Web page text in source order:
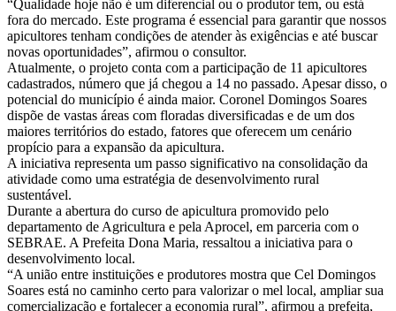
“Qualidade hoje não é um diferencial ou o produtor tem, ou está
fora do mercado. Este programa é essencial para garantir que nossos
apicultores tenham condições de atender às exigências e até buscar
novas oportunidades”, afirmou o consultor.
Atualmente, o projeto conta com a participação de 11 apicultores
cadastrados, número que já chegou a 14 no passado. Apesar disso, o
potencial do município é ainda maior. Coronel Domingos Soares
dispõe de vastas áreas com floradas diversificadas e de um dos
maiores territórios do estado, fatores que oferecem um cenário
propício para a expansão da apicultura.
A iniciativa representa um passo significativo na consolidação da
atividade como uma estratégia de desenvolvimento rural
sustentável.
Durante a abertura do curso de apicultura promovido pelo
departamento de Agricultura e pela Aprocel, em parceria com o
SEBRAE. A Prefeita Dona Maria, ressaltou a iniciativa para o
desenvolvimento local.
“A união entre instituições e produtores mostra que Cel Domingos
Soares está no caminho certo para valorizar o mel local, ampliar sua
comercialização e fortalecer a economia rural”, afirmou a prefeita,